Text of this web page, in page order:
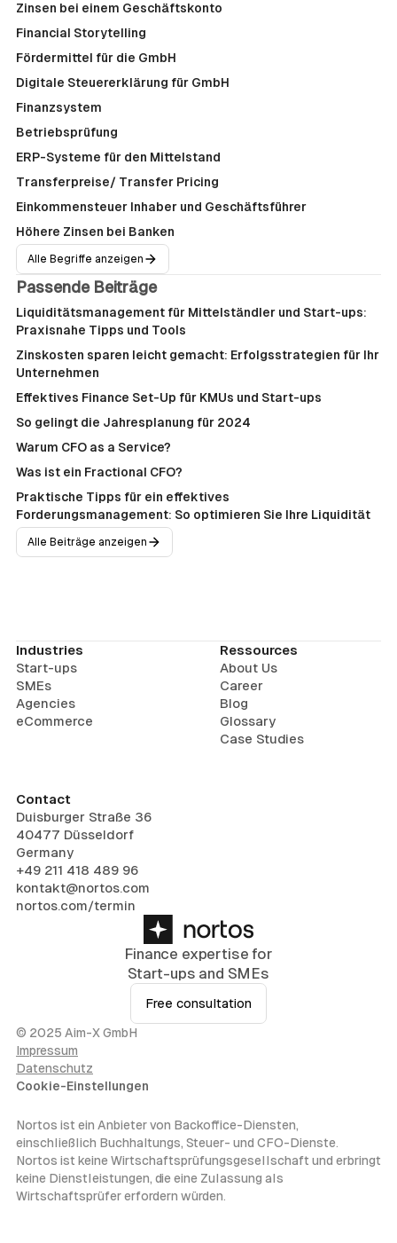
Zinsen bei einem Geschäftskonto
Financial Storytelling
Fördermittel für die GmbH
Digitale Steuererklärung für GmbH
Finanzsystem
Betriebsprüfung
ERP-Systeme für den Mittelstand
Transferpreise/ Transfer Pricing
Einkommensteuer Inhaber und Geschäftsführer
Höhere Zinsen bei Banken
Alle Begriffe anzeigen
Passende Beiträge
Liquiditätsmanagement für Mittelständler und Start-ups:
Praxisnahe Tipps und Tools
Zinskosten sparen leicht gemacht: Erfolgsstrategien für Ihr
Unternehmen
Effektives Finance Set-Up für KMUs und Start-ups
So gelingt die Jahresplanung für 2024
Warum CFO as a Service?
Was ist ein Fractional CFO?
Praktische Tipps für ein effektives
Forderungsmanagement: So optimieren Sie Ihre Liquidität
Alle Beiträge anzeigen
Finance expertise for
Start-ups and SMEs
Free consultation
Industries
Start-ups
SMEs
Agencies
eCommerce
Ressources
About Us
Career
Blog
Glossary
Case Studies
Contact
Duisburger Straße 36
40477 Düsseldorf
Germany
+49 211 418 489 96
kontakt@nortos.com
nortos.com/termin
© 2025 Aim-X GmbH
Impressum
Datenschutz
Cookie-Einstellungen
Nortos ist ein Anbieter von Backoffice-Diensten,
einschließlich Buchhaltungs, Steuer- und CFO-Dienste.
Nortos ist keine Wirtschaftsprüfungsgesellschaft und erbringt
keine Dienstleistungen, die eine Zulassung als
Wirtschaftsprüfer erfordern würden.